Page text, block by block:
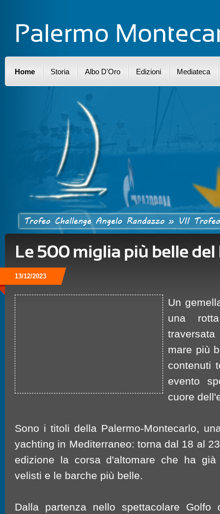
Home Storia Albo D'Oro Edizioni Mediateca
13/12/2023
Un
una
mare più
contenuti
evento
cuore
Sono i titoli della Palermo-Montecarlo,
yachting in Mediterraneo: torna dal 18 al
edizione la corsa d'altomare che ha
velisti e le barche più belle.
Dalla partenza nello spettacolare Golfo